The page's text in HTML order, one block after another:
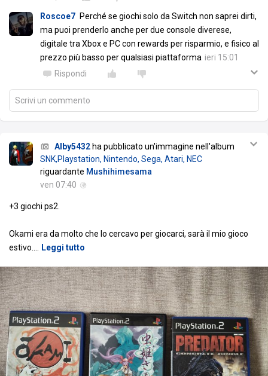
Roscoe7 Perché se giochi solo da Switch non saprei dirti,
ma puoi prenderlo anche per due console diverese,
digitale tra Xbox e PC con rewards per risparmio, e fisico al
prezzo più basso per qualsiasi piattaforma ieri 15:01
Rispondi
Scrivi un commento
Alby5432 ha pubblicato un'immagine nell'album
SNK,Playstation, Nintendo, Sega, Atari, NEC
riguardante Mushihimesama
ven 07:40
+3 giochi ps2.
Okami era da molto che lo cercavo per giocarci, sarà il mio gioco
estivo.
Leggi tutto